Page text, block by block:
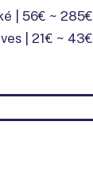
| 56€ ~ 285€
| 21€ ~ 43€